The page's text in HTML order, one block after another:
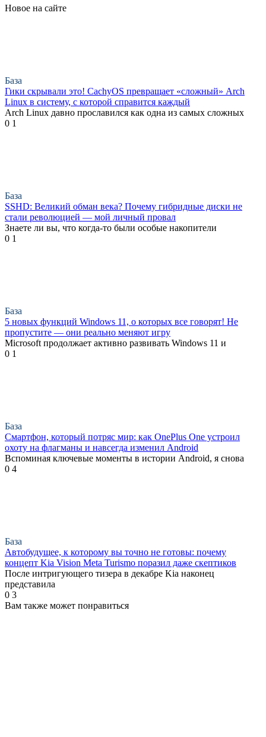
Новое на сайте
База
Гики скрывали это! CachyOS превращает «сложный» Arch
Linux в систему, с которой справится каждый
Arch Linux давно прославился как одна из самых сложных
0 1
База
SSHD: Великий обман века? Почему гибридные диски не
стали революцией — мой личный провал
Знаете ли вы, что когда-то были особые накопители
0 1
База
5 новых функций Windows 11, о которых все говорят! Не
пропустите — они реально меняют игру
Microsoft продолжает активно развивать Windows 11 и
0 1
База
Смартфон, который потряс мир: как OnePlus One устроил
охоту на флагманы и навсегда изменил Android
Вспоминая ключевые моменты в истории Android, я снова
0 4
База
Автобудущее, к которому вы точно не готовы: почему
концепт Kia Vision Meta Turismo поразил даже скептиков
После интригующего тизера в декабре Kia наконец
представила
0 3
Вам также может понравиться